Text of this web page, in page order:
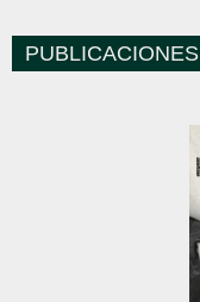
PUBLICACIONES